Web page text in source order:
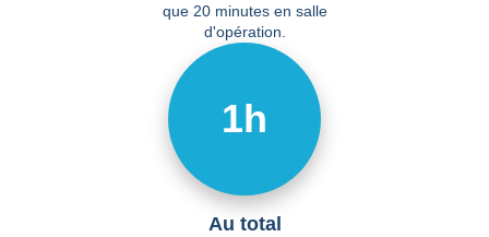
que 20 minutes en salle
d'opération.
1h
Au total